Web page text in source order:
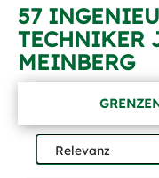
57
TECHNIKER
MEINBERG